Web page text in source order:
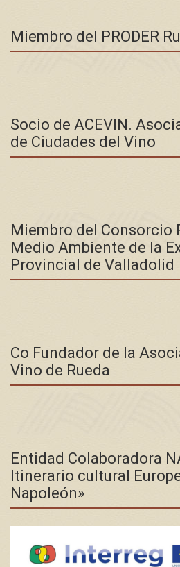
Miembro del PRODER
Socio de ACEVIN.
de Ciudades del Vino
Miembro del Consorcio
Medio Ambiente de la
Provincial de Valladolid
Co Fundador de la
Vino de Rueda
Entidad Colaboradora
Itinerario cultural
Napoleón»